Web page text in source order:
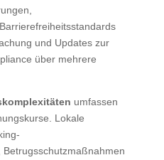
und Updates zur
über mehrere
umfassen
Lokale